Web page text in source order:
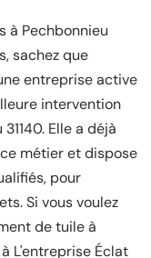
à Pechbonnieu
sachez que
entreprise active
intervention
Elle a déjà
métier et dispose
pour
Si vous voulez
de tuile à
L'entreprise Éclat